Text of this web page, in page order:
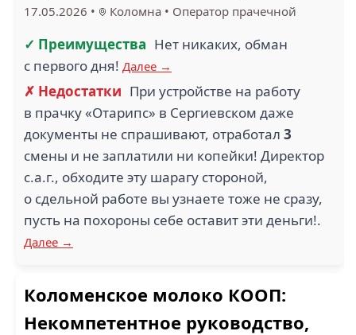
17.05.2026 • Коломна • Оператор прачечной
✓ Преимущества Нет никаких, обман
с первого дня! Далее →
✗ Недостатки При устройстве на работу
в прачку «Отарипс» в Сергиевском даже
документы не спрашивают, отработал 3
смены и не заплатили ни копейки! Директор
с.а.г., обходите эту шарагу стороной,
о сдельной работе вы узнаете тоже не сразу,
пусть на похороны себе оставит эти деньги!.
Далее →
Коломенское молоко КООП:
Некомпетентное руководство,